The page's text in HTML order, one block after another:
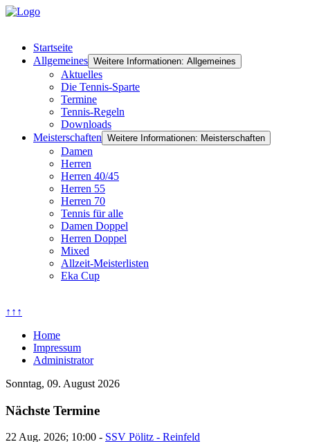
Startseite
Allgemeines Weitere Informationen: Allgemeines
Aktuelles
Die Tennis-Sparte
Termine
Tennis-Regeln
Downloads
Meisterschaften Weitere Informationen: Meisterschaften
Damen
Herren
Herren 40/45
Herren 55
Herren 70
Tennis für alle
Damen Doppel
Herren Doppel
Mixed
Allzeit-Meisterlisten
Eka Cup
↑↑↑
Home
Impressum
Administrator
Sonntag, 09. August 2026
Nächste Termine
22 Aug. 2026; 10:00 - SSV Pölitz - Reinfeld